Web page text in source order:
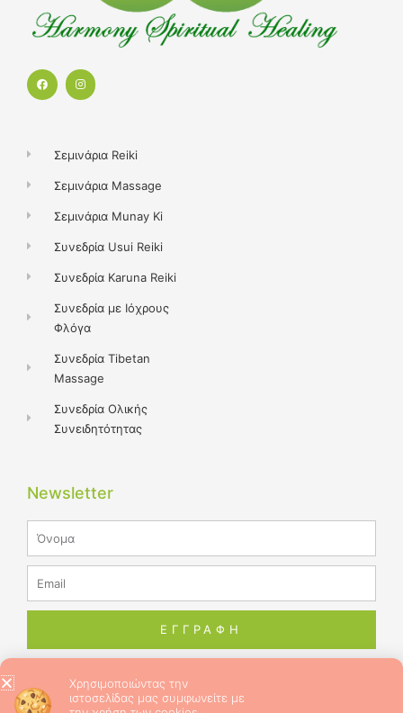
F
a
I
n
m
Σεμινάρια Reiki
Σεμινάρια Massage
Σεμινάρια Munay Ki
Συνεδρία Usui Reiki
Συνεδρία Karuna Reiki
Συνεδρία με Ιόχρους
Φλόγα
Συνεδρία Tibetan
Massage
Συνεδρία Ολικής
Συνειδητότητας
Newsletter
ΕΓΓΡΑΦΗ
© 2026 ALL RIGHTS RESERVED​
Χρησιμοποιώντας την
ιστοσελίδας μας συμφωνείτε με